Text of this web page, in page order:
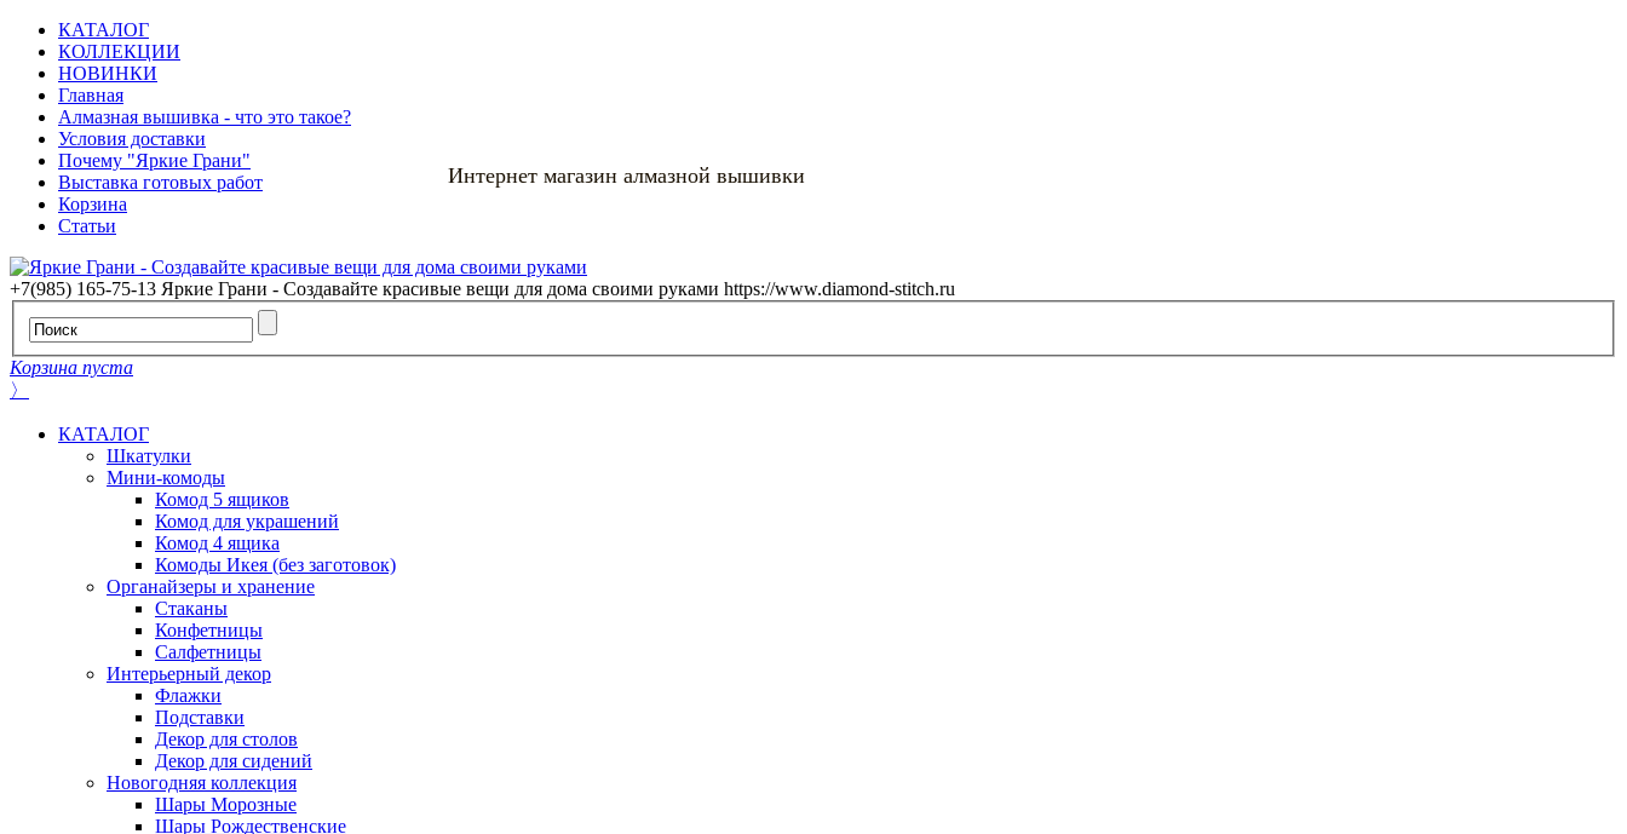
КАТАЛОГ
КОЛЛЕКЦИИ
НОВИНКИ
Главная
Алмазная вышивка - что это такое?
Условия доставки
Почему "Яркие Грани"
Выставка готовых работ
Корзина
Статьи
Интернет магазин алмазной вышивки
+7(985) 165-75-13 Яркие Грани - Создавайте красивые вещи для дома своими руками https://www.diamond-stitch.ru
Корзина пуста
〉
КАТАЛОГ
Шкатулки
Мини-комоды
Комод 5 ящиков
Комод для украшений
Комод 4 ящика
Комоды Икея (без заготовок)
Органайзеры и хранение
Стаканы
Конфетницы
Салфетницы
Интерьерный декор
Флажки
Подставки
Декор для столов
Декор для сидений
Новогодняя коллекция
Шары Морозные
Шары Рождественские